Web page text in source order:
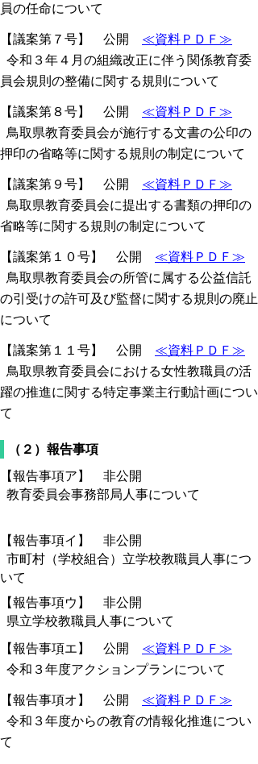
員の任命について
【議案第７号】 公開 ≪資料ＰＤＦ≫
令和３年４月の組織改正に伴う関係教育委
員会規則の整備に関する規則について
【議案第８号】 公開 ≪資料ＰＤＦ≫
鳥取県教育委員会が施行する文書の公印の
押印の省略等に関する規則の制定について
【議案第９号】 公開 ≪資料ＰＤＦ≫
鳥取県教育委員会に提出する書類の押印の
省略等に関する規則の制定について
【議案第１０号】 公開 ≪資料ＰＤＦ≫
鳥取県教育委員会の所管に属する公益信託
の引受けの許可及び監督に関する規則の廃止
について
【議案第１１号】 公開 ≪資料ＰＤＦ≫
鳥取県教育委員会における女性教職員の活
躍の推進に関する特定事業主行動計画につい
て
（２）報告事項
【報告事項ア】 非公開
教育委員会事務部局人事について
【報告事項イ】 非公開
市町村（学校組合）立学校教職員人事につ
いて
【報告事項ウ】 非公開
県立学校教職員人事について
【報告事項エ】 公開 ≪資料ＰＤＦ≫
令和３年度アクションプランについて
【報告事項オ】 公開 ≪資料ＰＤＦ≫
令和３年度からの教育の情報化推進につい
て